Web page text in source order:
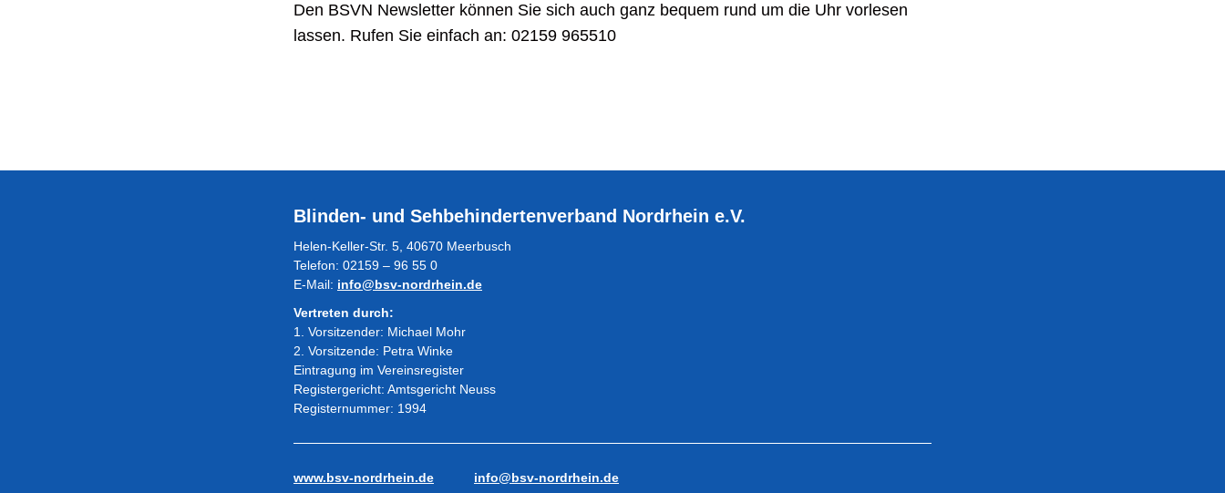
Den BSVN Newsletter können Sie sich auch ganz bequem rund um die Uhr vorlesen
lassen. Rufen Sie einfach an: 02159 965510
Blinden- und Sehbehindertenverband Nordrhein e.V.
Helen-Keller-Str. 5, 40670 Meerbusch
Telefon: 02159 – 96 55 0
E-Mail: info@bsv-nordrhein.de
Vertreten durch:
1. Vorsitzender: Michael Mohr
2. Vorsitzende: Petra Winke
Eintragung im Vereinsregister
Registergericht: Amtsgericht Neuss
Registernummer: 1994
www.bsv-nordrhein.de info@bsv-nordrhein.de